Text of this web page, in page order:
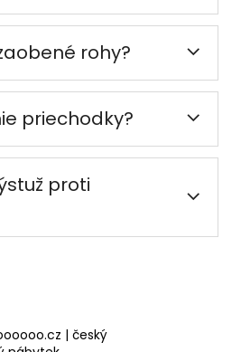
rohy?
priechodky?
proti